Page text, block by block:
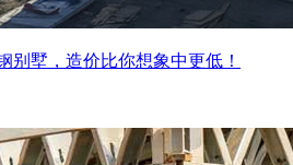
别墅，造价比你想象中更低！